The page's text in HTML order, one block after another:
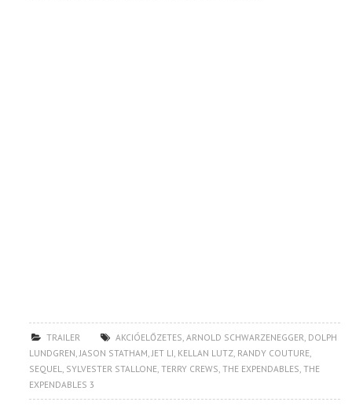
TRAILER AKCIÓELŐZETES,ARNOLD SCHWARZENEGGER, DOLPH
LUNDGREN,JASON STATHAM,JET LI, KELLAN LUTZ, RANDY COUTURE,
SEQUEL, SYLVESTER STALLONE,TERRY CREWS,THE EXPENDABLES,THE
EXPENDABLES 3